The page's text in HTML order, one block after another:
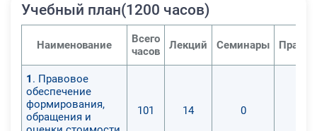
Учебный план(1200 часов)
Наименование
Всего
часов
Лекций Семинары
1 . Правовое
обеспечение
формирования,
обращения и
101 14 0